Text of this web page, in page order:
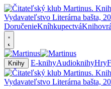
DoručenieKníhkupectvá
Knihy E-knihyAudioknihyHry